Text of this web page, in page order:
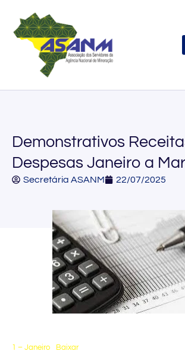
Demonstrativos
Despesas Janeiro a
Secretária ASANM 22/07/2025
1 – Janeiro
Baixar